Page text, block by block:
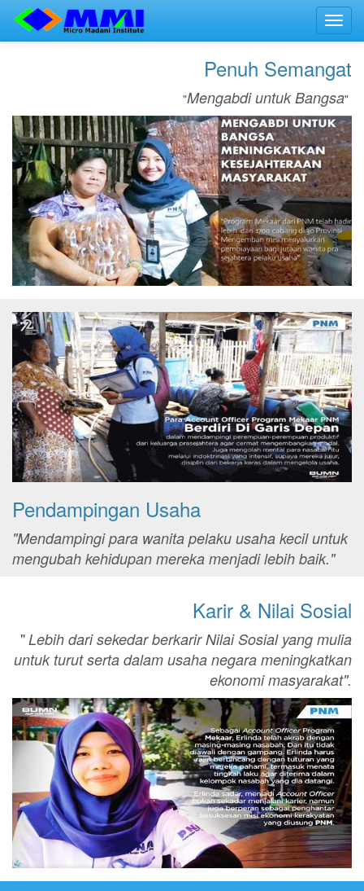
Penuh Semangat
"Mengabdi untuk Bangsa"
Pendampingan Usaha
"Mendampingi para wanita pelaku usaha kecil untuk
mengubah kehidupan mereka menjadi lebih baik."
Karir & Nilai Sosial
"Lebih dari sekedar berkarir Nilai Sosial yang mulia
untuk turut serta dalam usaha negara meningkatkan
ekonomi masyarakat".